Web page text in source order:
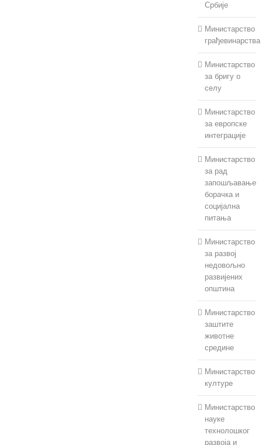
Србије
Министарство
грађевинарства
Министарство
за бригу о
селу
Министарство
за европске
интеграције
Министарство
за рад
запошљавање
борачка и
социјална
питања
Министарство
за развој
недовољно
развијених
општина
Министарство
заштите
животне
средине
Министарство
културе
Министарство
науке
технолошког
развоја и